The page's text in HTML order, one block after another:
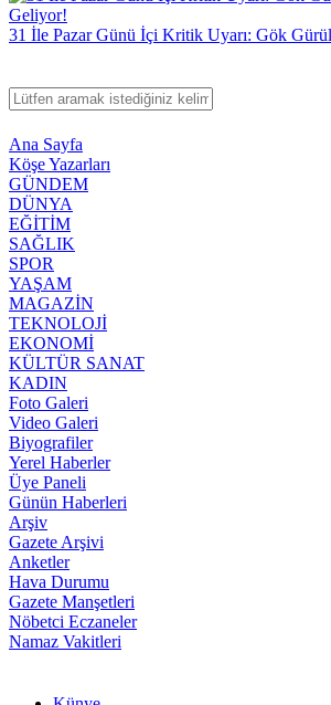
31 İle Pazar Günü İçi Kritik Uyarı: Gök
Ana Sayfa
Köşe Yazarları
GÜNDEM
DÜNYA
EĞİTİM
SAĞLIK
SPOR
YAŞAM
MAGAZİN
TEKNOLOJİ
EKONOMİ
KÜLTÜR SANAT
KADIN
Foto Galeri
Video Galeri
Biyografiler
Yerel Haberler
Üye Paneli
Günün Haberleri
Arşiv
Gazete Arşivi
Anketler
Hava Durumu
Gazete Manşetleri
Nöbetci Eczaneler
Namaz Vakitleri